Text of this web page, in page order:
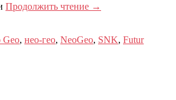
Продолжить чтение →
Geo, нео-гео, NeoGeo, SNK, Futur